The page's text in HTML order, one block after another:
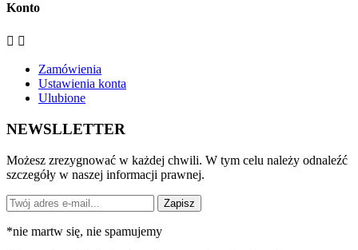
Konto
 
Zamówienia
Ustawienia konta
Ulubione
NEWSLLETTER
Możesz zrezygnować w każdej chwili. W tym celu należy odnaleźć
szczegóły w naszej informacji prawnej.
Zapisz
*nie martw się, nie spamujemy